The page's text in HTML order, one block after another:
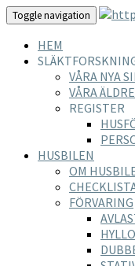
Toggle navigation
HEM
VÅRA NYA
VÅRA
REGISTER
HUSBILEN
OM
FÖRVARING